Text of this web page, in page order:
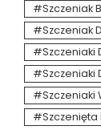
Szczeniak
Szczeniak
Szczeniaki
Szczeniaki
Szczeniaki